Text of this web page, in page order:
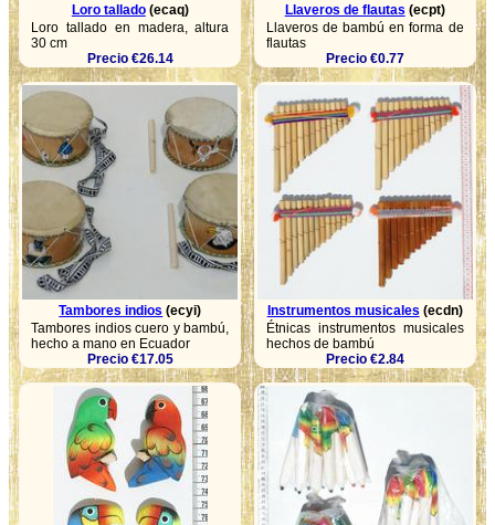
Loro tallado(ecaq)
Loro tallado en madera, altura
30 cm
Precio €26.14
Llaveros de flautas (ecpt)
Llaveros de bambú en forma de
flautas
Precio €0.77
Tambores indios (ecyi)
Tambores indios cuero y bambú,
hecho a mano en Ecuador
Precio €17.05
Instrumentos musicales (ecdn)
Étnicas instrumentos musicales
hechos de bambú
Precio €2.84